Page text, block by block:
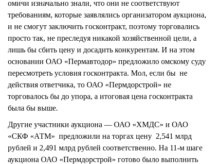
омичи изначально знали, что они не соответствуют
требованиям, которые заявлялись организатором аукциона,
и не смогут заключить госконтракт, поэтому торговались
просто так, не преследуя никакой хозяйственной цели, а
лишь бы сбить цену и досадить конкурентам. И на этом
основании ОАО «Пермавтодор» предложило омскому суду
пересмотреть условия госконтракта. Мол, если бы не
действия ответчика, то ОАО «Пермдорстрой» не
торговалось бы до упора, а итоговая цена госконтракта
была бы выше.
Другие участники аукциона — ОАО «ХМДС» и ОАО
«СКФ «АТМ» предложили на торгах цену 2,541 млрд
рублей и 2,491 млрд рублей соответственно. На 11-м шаге
аукциона ОАО «Пермдорстрой» готово было выполнить